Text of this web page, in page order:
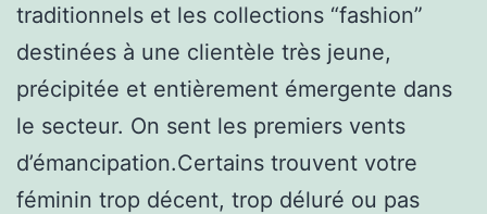
traditionnels et les collections “fashion”
destinées à une clientèle très jeune,
précipitée et entièrement émergente dans
le secteur. On sent les premiers vents
d’émancipation.Certains trouvent votre
féminin trop décent, trop déluré ou pas